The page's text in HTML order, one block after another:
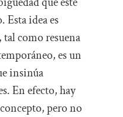
idea es
como resuena
es un
insinúa
En efecto, hay
pero no